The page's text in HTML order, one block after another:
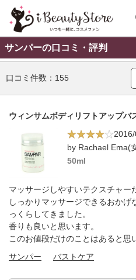
サンパーの口コミ・評判
口コミ件数： 155
ウィンサムボディリフトアップバ
by Rachael Ema(
50ml
マッサージしやすいテクスチャー
しっかりマッサージできるおかげ
っくらしてきました。
香りも良いと思います。
このお値段だけのことはあると思
サンパー
バストケア